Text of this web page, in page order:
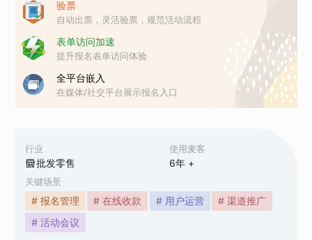
行业
批发零售
使用麦客
6年 +
关键场景
# 报名管理 # 在线收款 # 用户运营
# 渠道推广
# 活动会议
验票
自动出票，灵活验票，规范活动流程
表单访问加速
提升报名表单访问体验
全平台嵌入
在媒体/社交平台展示报名入口